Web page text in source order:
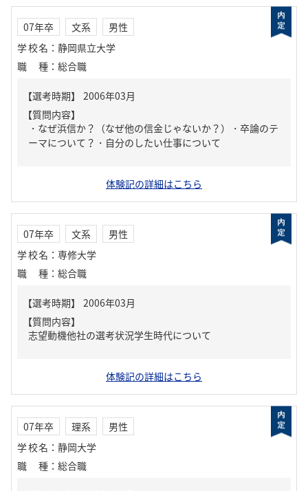
07年卒 文系
男性
学校名 ： 静岡県立大学
職種 ： 総合職
【質問内容】
・なぜ浜信か？（なぜ他の信金じゃないか？）・卒論のテ
ーマについて？・自分のしたい仕事について
体験記の詳細はこちら
07年卒 文系
男性
学校名 ： 専修大学
職種 ： 総合職
【質問内容】
志望動機他社の選考状況学生時代について
体験記の詳細はこちら
07年卒 理系
男性
学校名 ： 静岡大学
職種 ： 総合職